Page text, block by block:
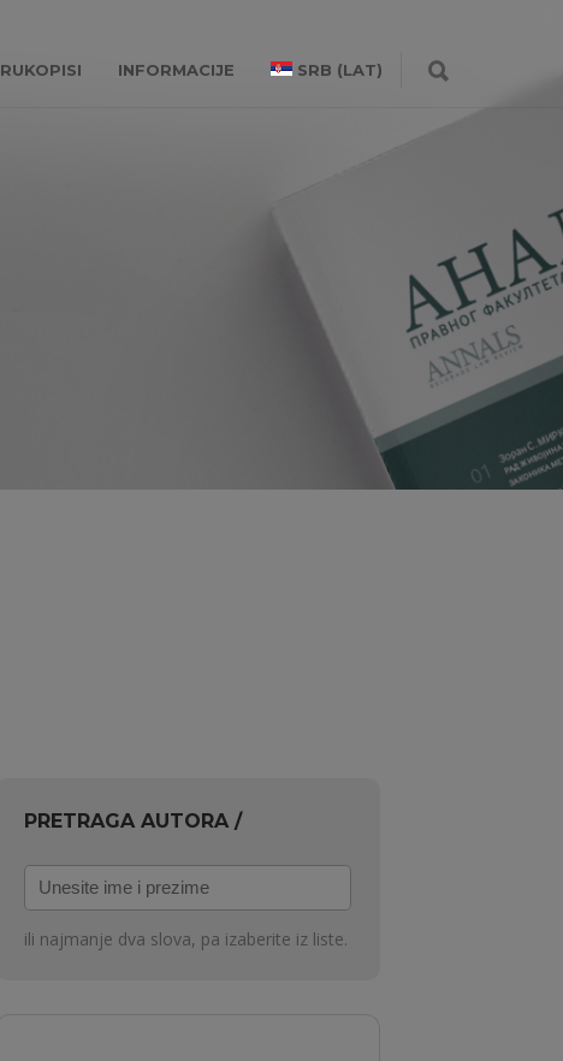
RUKOPISI INFORMACIJE SRB (LAT)
PRETRAGA AUTORA /
Unesite
ime
iili najmanje dva slova, pa izaberite iz liste.